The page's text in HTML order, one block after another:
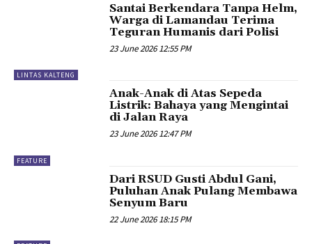
LINTAS KALTENG
Santai Berkendara Tanpa Helm,
Warga di Lamandau Terima
Teguran Humanis dari Polisi
23 June 2026 12:55 PM
FEATURE
Anak-Anak di Atas Sepeda
Listrik: Bahaya yang Mengintai
di Jalan Raya
23 June 2026 12:47 PM
Dari RSUD Gusti Abdul Gani,
Puluhan Anak Pulang Membawa
Senyum Baru
22 June 2026 18:15 PM